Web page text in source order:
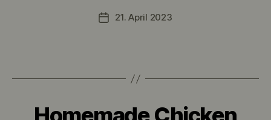
Veröffentlichungsdatum
21. April 2023